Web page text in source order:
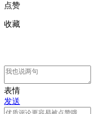
点赞
收藏
表情
发送